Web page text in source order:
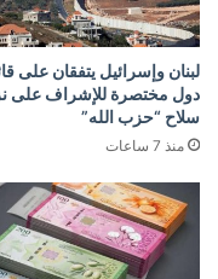
لبنان وإسرائيل يتفقان على
دول مختصرة للإشراف على
سلاح “حزب الله”
منذ 7 ساعات